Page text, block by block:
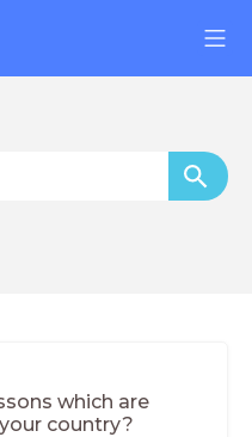
which are
country?